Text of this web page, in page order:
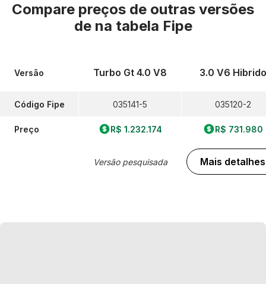
Compare preços de outras versões
de na tabela Fipe
Versão
Código Fipe
Preço
Turbo Gt 4.0 V8
035141-5
R$ 1.232.174
Versão pesquisada
3.0 V6 Hibrido
035120-2
R$ 731.980
Mais detalhes